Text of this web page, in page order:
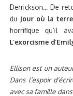
Derrickson… De
du Jour où la terre
horrifique qu’il
L’exorcisme
Ellison est un
Dans l’espoir
avec sa famille